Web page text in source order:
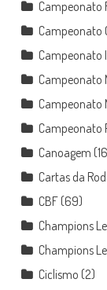
Campeonato
Campeonato
Campeonato
Campeonato
Campeonato
Campeonato
Canoagem
Cartas da
CBF(69)
Champions
Champions
Ciclismo (2)